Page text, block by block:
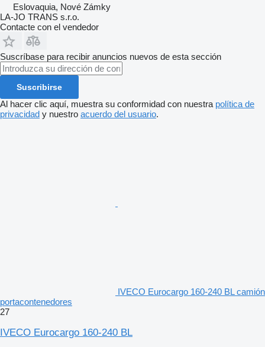
Eslovaquia, Nové Zámky
LA-JO TRANS s.r.o.
Contacte con el vendedor
Suscríbase para recibir anuncios nuevos de esta sección
Suscribirse
Al hacer clic aquí, muestra su conformidad con nuestra política de
privacidad y nuestro acuerdo del usuario.
IVECO Eurocargo 160-240 BL camión
portacontenedores
27
IVECO Eurocargo 160-240 BL